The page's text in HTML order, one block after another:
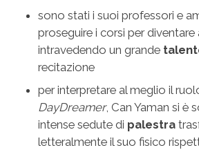
sono stati i suoi professori e
proseguire i corsi per
intravedendo un grande
recitazione
per interpretare al meglio il
DayDreamer, Can Yaman si è
intense sedute di palestra
letteralmente il suo fisico